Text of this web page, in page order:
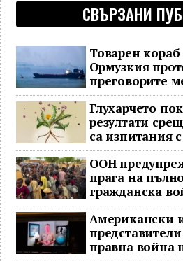
СВЪРЗАНИ
Товарен
Ормузкия
преговорите
останаха в
Глухарчето
резултати
са изпитания
ООН
прага на
гражданска
Американски
правна война